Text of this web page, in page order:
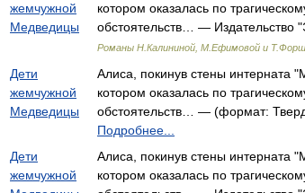
жемчужной
Медведицы
котором оказалась по
обстоятельств… — Издательство
Романы Н.Калининой, М.Ефимовой и Т.Форш
Дети
жемчужной
Медведицы
Алиса, покинув стены интерната
котором оказалась по
обстоятельств… — (формат:
Подробнее...
Дети
жемчужной
Алиса, покинув стены интерната
котором оказалась по